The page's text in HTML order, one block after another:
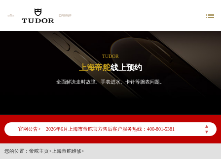

TUDOR
上海帝舵线上预约
全面解决走时故障、手表进水、卡针等腕表问题。
官网公告>
▲
▼
2026年6月上海市帝舵官方售后客户服务热线：400-801-5381
2026年6月帝舵售后服务中心最新网点地址：
上海市徐汇区虹桥路3号港汇中心写字楼2座37层3705室（需提前预约）
您的位置： 帝舵主页> 上海帝舵维修>